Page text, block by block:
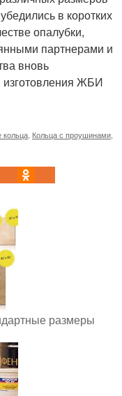
в коротких
опалубки,
партнерами и
вновь
ЖБИ
кольца Кольца с проушинами
размеры